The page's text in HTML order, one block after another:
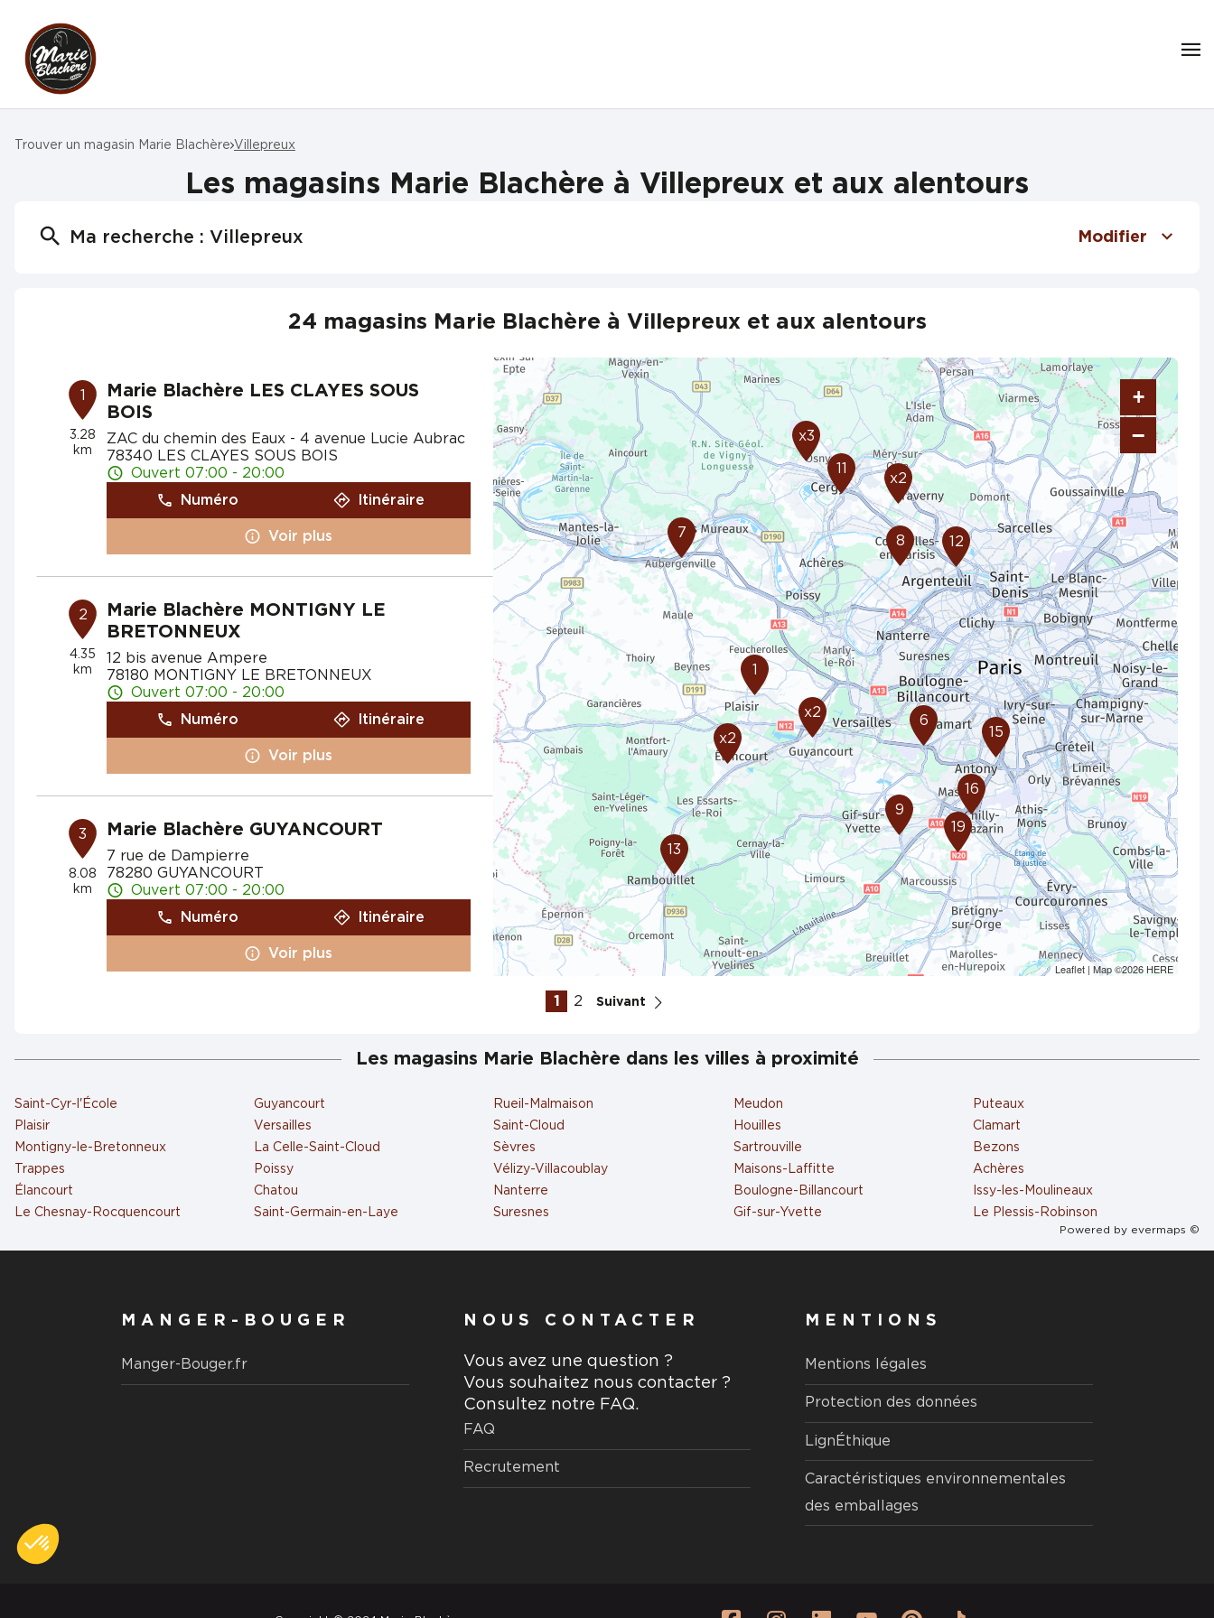
Trouver un magasin Marie Blachère Villepreux
Les magasins Marie Blachère à Villepreux et aux alentours
Ma recherche : Villepreux Modifier
24 magasins Marie Blachère à Villepreux et aux alentours
1
3.28
km
Marie Blachère LES CLAYES SOUS
BOIS
ZAC du chemin des Eaux - 4 avenue Lucie Aubrac
78340 LES CLAYES SOUS BOIS
Ouvert 07:00 - 20:00
Numéro
Itinéraire
Voir plus
2
4.35
km
Marie Blachère MONTIGNY LE
BRETONNEUX
12 bis avenue Ampere
78180 MONTIGNY LE BRETONNEUX
Ouvert 07:00 - 20:00
Numéro
Itinéraire
Voir plus
3
8.08
km
Marie Blachère GUYANCOURT
7 rue de Dampierre
78280 GUYANCOURT
Ouvert 07:00 - 20:00
Numéro
Itinéraire
Voir plus
Voir plus
10 Avenue Johannes Gutenberg
Numéro
13
7
11
x3
12
8
x2
6
19
9
16
15
x2
1
x2
+
−
Leaflet| Map ©2026HERE
1 2 Suivant
Les magasins Marie Blachère dans les villes à proximité
Saint-Cyr-l'École
Plaisir
Montigny-le-Bretonneux
Trappes
Élancourt
Le Chesnay-Rocquencourt
Guyancourt
Versailles
La Celle-Saint-Cloud
Poissy
Chatou
Saint-Germain-en-Laye
Rueil-Malmaison
Saint-Cloud
Sèvres
Vélizy-Villacoublay
Nanterre
Suresnes
Meudon
Houilles
Sartrouville
Maisons-Laffitte
Boulogne-Billancourt
Gif-sur-Yvette
Puteaux
Clamart
Bezons
Achères
Issy-les-Moulineaux
Le Plessis-Robinson
Powered by evermaps ©
MANGER-BOUGER
Manger-Bouger.fr
NOUS CONTACTER
Vous avez une question ?
Vous souhaitez nous contacter ?
Consultez notre FAQ.
FAQ
Recrutement
MENTIONS
Mentions légales
Protection des données
LignÉthique
Caractéristiques environnementales
des emballages